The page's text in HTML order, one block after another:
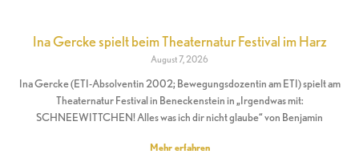
Ina Gercke spielt beim Theaternatur Festival im Harz
August 7, 2026
Ina Gercke (ETI-Absolventin 2002; Bewegungsdozentin am ETI) spielt am
Theaternatur Festival in Beneckenstein in „Irgendwas mit:
SCHNEEWITTCHEN! Alles was ich dir nicht glaube“ von Benjamin
Mehr erfahren